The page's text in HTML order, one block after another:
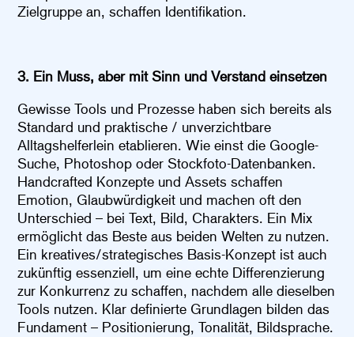
Zielgruppe an, schaffen Identifikation.
3. Ein Muss, aber mit Sinn und Verstand einsetzen
Gewisse Tools und Prozesse haben sich bereits als
Standard und praktische / unverzichtbare
Alltagshelferlein etablieren. Wie einst die Google-
Suche, Photoshop oder Stockfoto-Datenbanken.
Handcrafted Konzepte und Assets schaffen
Emotion, Glaubwürdigkeit und machen oft den
Unterschied – bei Text, Bild, Charakters. Ein Mix
ermöglicht das Beste aus beiden Welten zu nutzen.
Ein kreatives/strategisches Basis-Konzept ist auch
zukünftig essenziell, um eine echte Differenzierung
zur Konkurrenz zu schaffen, nachdem alle dieselben
Tools nutzen. Klar definierte Grundlagen bilden das
Fundament – Positionierung, Tonalität, Bildsprache.